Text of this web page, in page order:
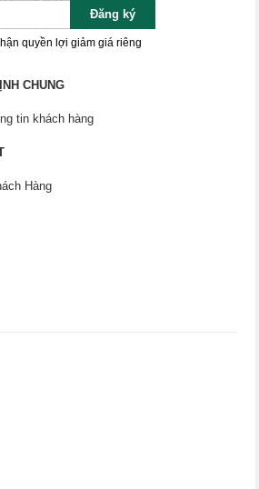
Đăng ký
quyền lợi giảm giá riêng
CHUNG
tin khách hàng
Hàng